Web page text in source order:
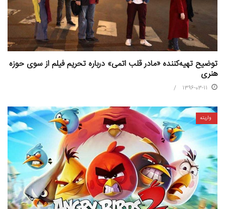
توضیح تهیه‌کننده «مادر قلب اتمی» درباره تحریم فیلم از سوی حوزه
هنری
1396-03-11
واریته